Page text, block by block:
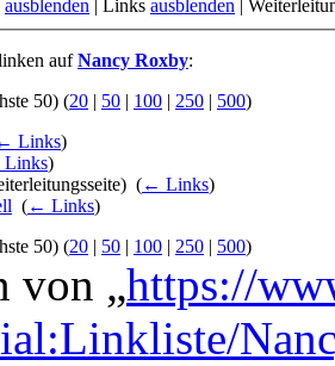
ausblenden | Links ausblenden |
aufNancy Roxby:
50) (20 | 50 | 100 | 250 | 500)
Links)
)
(← Links)
(← Links)
50) (20 | 50 | 100 | 250 | 500)
von „https://